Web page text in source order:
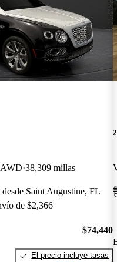
38,309 millas
Saint Augustine, FL
de $2,366
$74,440
El precio incluye tasas